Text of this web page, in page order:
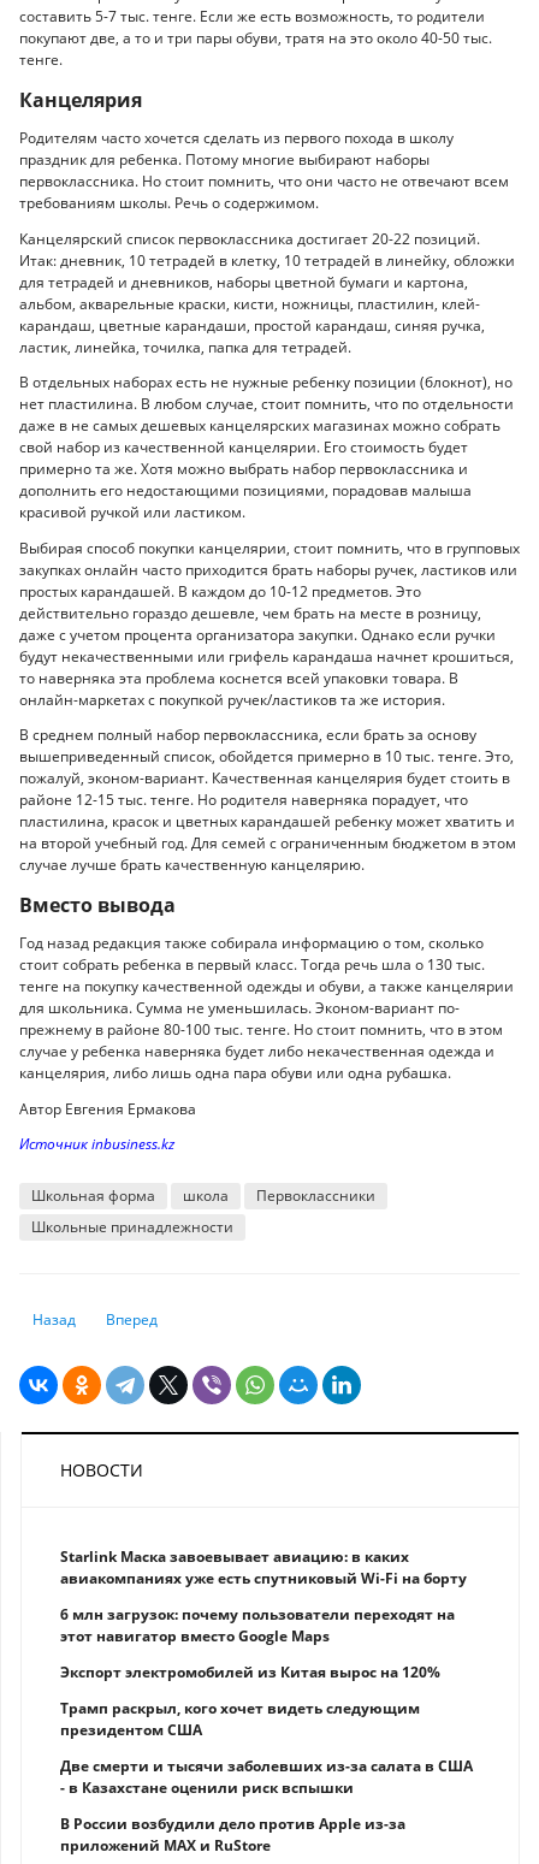
составить 5-7 тыс. тенге. Если же есть возможность, то родители
покупают две, а то и три пары обуви, тратя на это около 40-50 тыс.
тенге.
Канцелярия
Родителям часто хочется сделать из первого похода в школу
праздник для ребенка. Потому многие выбирают наборы
первоклассника. Но стоит помнить, что они часто не отвечают всем
требованиям школы. Речь о содержимом.
Канцелярский список первоклассника достигает 20-22 позиций.
Итак: дневник, 10 тетрадей в клетку, 10 тетрадей в линейку, обложки
для тетрадей и дневников, наборы цветной бумаги и картона,
альбом, акварельные краски, кисти, ножницы, пластилин, клей-
карандаш, цветные карандаши, простой карандаш, синяя ручка,
ластик, линейка, точилка, папка для тетрадей.
В отдельных наборах есть не нужные ребенку позиции (блокнот), но
нет пластилина. В любом случае, стоит помнить, что по отдельности
даже в не самых дешевых канцелярских магазинах можно собрать
свой набор из качественной канцелярии. Его стоимость будет
примерно та же. Хотя можно выбрать набор первоклассника и
дополнить его недостающими позициями, порадовав малыша
красивой ручкой или ластиком.
Выбирая способ покупки канцелярии, стоит помнить, что в групповых
закупках онлайн часто приходится брать наборы ручек, ластиков или
простых карандашей. В каждом до 10-12 предметов. Это
действительно гораздо дешевле, чем брать на месте в розницу,
даже с учетом процента организатора закупки. Однако если ручки
будут некачественными или грифель карандаша начнет крошиться,
то наверняка эта проблема коснется всей упаковки товара. В
онлайн-маркетах с покупкой ручек/ластиков та же история.
В среднем полный набор первоклассника, если брать за основу
вышеприведенный список, обойдется примерно в 10 тыс. тенге. Это,
пожалуй, эконом-вариант. Качественная канцелярия будет стоить в
районе 12-15 тыс. тенге. Но родителя наверняка порадует, что
пластилина, красок и цветных карандашей ребенку может хватить и
на второй учебный год. Для семей с ограниченным бюджетом в этом
случае лучше брать качественную канцелярию.
Вместо вывода
Год назад редакция также собирала информацию о том, сколько
стоит собрать ребенка в первый класс. Тогда речь шла о 130 тыс.
тенге на покупку качественной одежды и обуви, а также канцелярии
для школьника. Сумма не уменьшилась. Эконом-вариант по-
прежнему в районе 80-100 тыс. тенге. Но стоит помнить, что в этом
случае у ребенка наверняка будет либо некачественная одежда и
канцелярия, либо лишь одна пара обуви или одна рубашка.
Автор Евгения Ермакова
Источник inbusiness.kz
Школьная форма школа
Первоклассники
Школьные принадлежности
Предыдущий: Нужно ли самозанятым регистрировать ИП
Назад Следующий: Насколько выросла прибыль казахстанских
Вперед
НОВОСТИ
Starlink Маска завоевывает авиацию: в каких
авиакомпаниях уже есть спутниковый Wi-Fi на борту
6 млн загрузок: почему пользователи переходят на
этот навигатор вместо Google Maps
Экспорт электромобилей из Китая вырос на 120%
Трамп раскрыл, кого хочет видеть следующим
президентом США
Две смерти и тысячи заболевших из-за салата в США
- в Казахстане оценили риск вспышки
В России возбудили дело против Apple из-за
приложений MAX и RuStore